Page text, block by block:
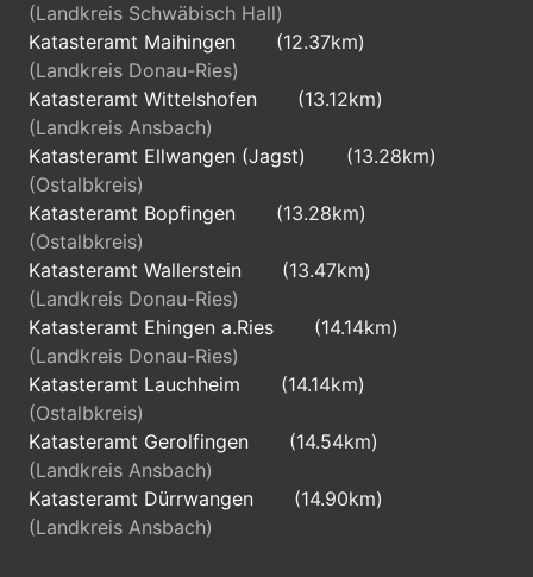
(Landkreis Schwäbisch Hall)
Katasteramt Maihingen
(12.37km)
(Landkreis Donau-Ries)
Katasteramt Wittelshofen
(13.12km)
(Landkreis Ansbach)
Katasteramt Ellwangen (Jagst)
(13.28km)
(Ostalbkreis)
Katasteramt Bopfingen
(13.28km)
(Ostalbkreis)
Katasteramt Wallerstein
(13.47km)
(Landkreis Donau-Ries)
Katasteramt Ehingen a.Ries
(14.14km)
(Landkreis Donau-Ries)
Katasteramt Lauchheim
(14.14km)
(Ostalbkreis)
Katasteramt Gerolfingen
(14.54km)
(Landkreis Ansbach)
Katasteramt Dürrwangen
(14.90km)
(Landkreis Ansbach)